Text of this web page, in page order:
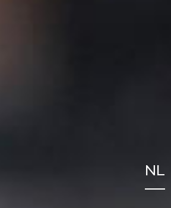
NL